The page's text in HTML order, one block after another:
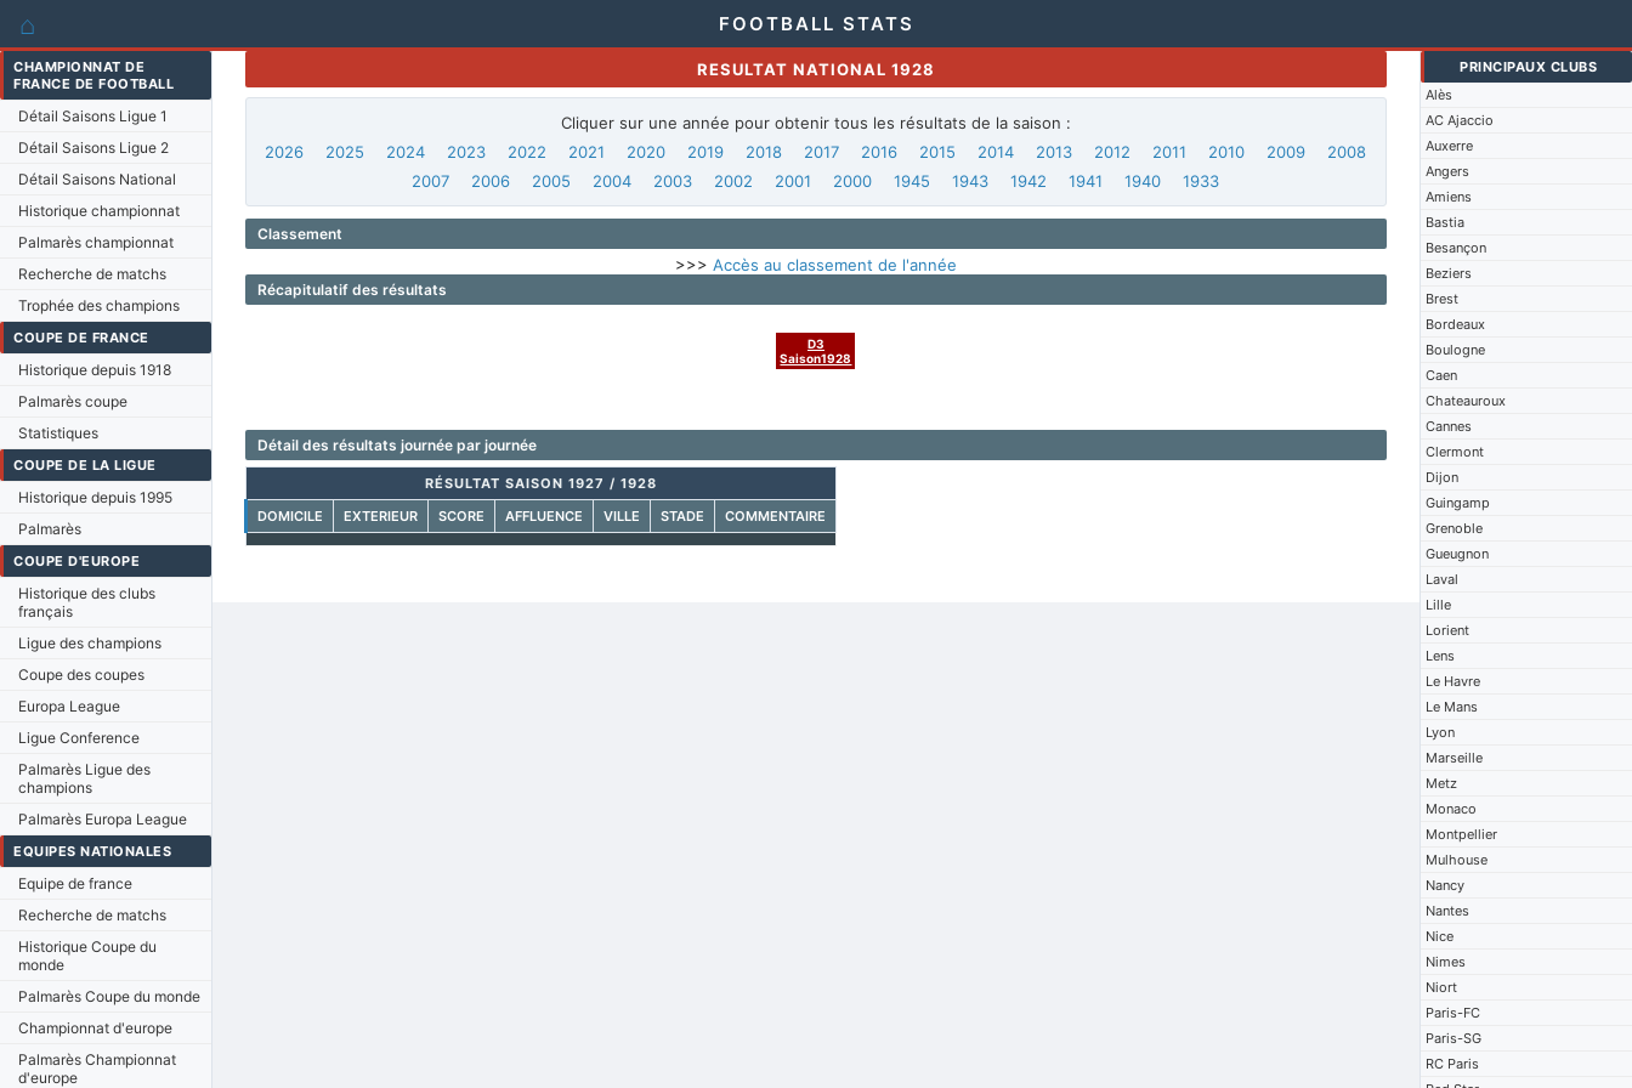
⌂ FOOTBALL STATS
CHAMPIONNAT DE
FRANCE DE FOOTBALL
Détail Saisons Ligue 1
Détail Saisons Ligue 2
Détail Saisons National
Historique championnat
Palmarès championnat
Recherche de matchs
Trophée des champions
COUPE DE FRANCE
Historique depuis 1918
Palmarès coupe
Statistiques
COUPE DE LA LIGUE
Historique depuis 1995
Palmarès
COUPE D'EUROPE
Historique des clubs
français
Ligue des champions
Coupe des coupes
Europa League
Ligue Conference
Palmarès Ligue des
champions
Palmarès Europa League
EQUIPES NATIONALES
Equipe de france
Recherche de matchs
Historique Coupe du
monde
Palmarès Coupe du monde
Championnat d'europe
Palmarès Championnat
d'europe
PRINCIPAUX CLUBS
Alès
AC Ajaccio
Auxerre
Angers
Amiens
Bastia
Besançon
Beziers
Brest
Bordeaux
Boulogne
Caen
Chateauroux
Cannes
Clermont
Dijon
Guingamp
Grenoble
Gueugnon
Laval
Lille
Lorient
Lens
Le Havre
Le Mans
Lyon
Marseille
Metz
Monaco
Montpellier
Mulhouse
Nancy
Nantes
Nice
Nimes
Niort
Paris-FC
Paris-SG
RC Paris
RESULTAT NATIONAL 1928
Cliquer sur une année pour obtenir tous les résultats de la saison :
2026
2025 2024 2023 2022 2021 2020 2019 2018 2017 2016 2015 2014 2013 2012 2011 2010 2009
2008
2007
2006 2005 2004 2003 2002 2001 2000 1945 1943 1942 1941 1940 1933
Classement
>>> Accès au classement de l'année
Récapitulatif des résultats
D3
Saison1928
Détail des résultats journée par journée
RÉSULTAT SAISON 1927 / 1928
DOMICILE
EXTERIEUR SCORE AFFLUENCE VILLE STADE COMMENTAIRE